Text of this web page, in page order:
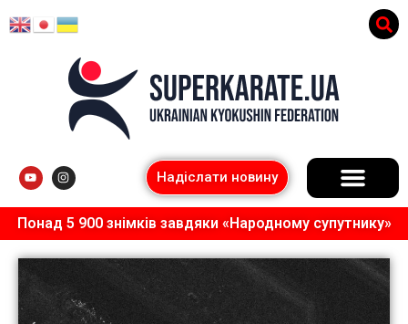
Надіслати новину
Понад 5 900 знімків завдяки «Народному супутнику»